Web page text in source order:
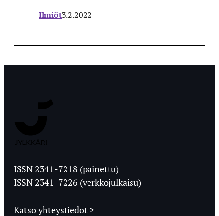
Ilmiöt3.2.2022
Ylioppilaslehti
ISSN 2341-7218 (painettu)
ISSN 2341-7226 (verkkojulkaisu)
Katso yhteystiedot >